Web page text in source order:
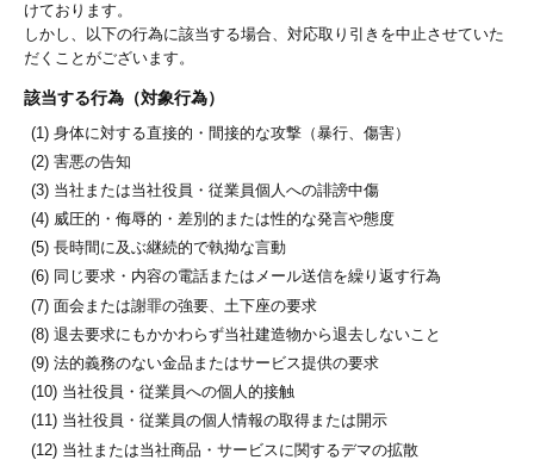
けております。
しかし、以下の行為に該当する場合、対応取り引きを中止させていた
だくことがございます。
該当する行為（対象行為）
身体に対する直接的・間接的な攻撃（暴行、傷害）
害悪の告知
当社または当社役員・従業員個人への誹謗中傷
威圧的・侮辱的・差別的または性的な発言や態度
長時間に及ぶ継続的で執拗な言動
同じ要求・内容の電話またはメール送信を繰り返す行為
面会または謝罪の強要、土下座の要求
退去要求にもかかわらず当社建造物から退去しないこと
法的義務のない金品またはサービス提供の要求
当社役員・従業員への個人的接触
当社役員・従業員の個人情報の取得または開示
当社または当社商品・サービスに関するデマの拡散